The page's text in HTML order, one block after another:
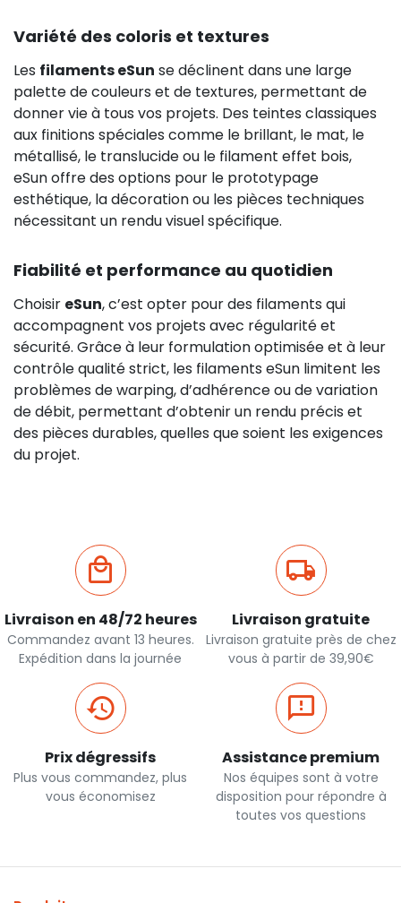
Variété des coloris et textures
Les filaments eSun se déclinent dans une large
palette de couleurs et de textures, permettant de
donner vie à tous vos projets. Des teintes classiques
aux finitions spéciales comme le brillant, le mat, le
métallisé, le translucide ou le filament effet bois,
eSun offre des options pour le prototypage
esthétique, la décoration ou les pièces techniques
nécessitant un rendu visuel spécifique.
Fiabilité et performance au quotidien
Choisir eSun, c’est opter pour des filaments qui
accompagnent vos projets avec régularité et
sécurité. Grâce à leur formulation optimisée et à leur
contrôle qualité strict, les filaments eSun limitent les
problèmes de warping, d’adhérence ou de variation
de débit, permettant d’obtenir un rendu précis et
des pièces durables, quelles que soient les exigences
du projet.
Livraison en 48/72 heures
Commandez avant 13 heures.
Expédition dans la journée
Livraison gratuite
Livraison gratuite près de chez
vous à partir de 39,90€
Prix dégressifs
Plus vous commandez, plus
vous économisez
Assistance premium
Nos équipes sont à votre
disposition pour répondre à
toutes vos questions